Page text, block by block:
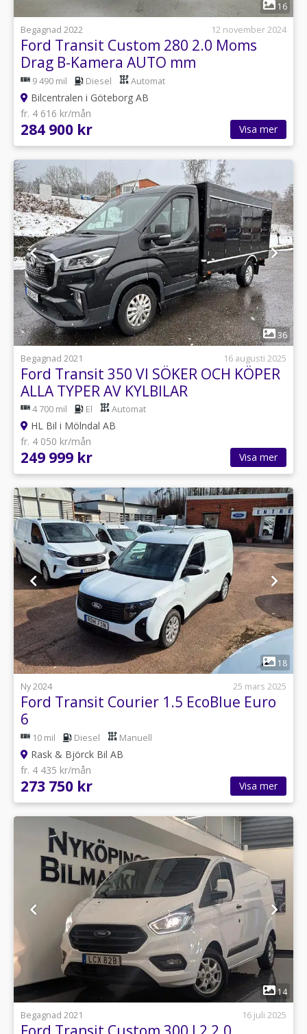
16
Begagnad 2022
12 november 2024
Ford Transit Custom 280 2.0 Moms
Drag B-Kamera AUTO mm
9 490 mil Diesel Automat
Bilcentralen i Göteborg AB
fr. 4 616 kr/mån
284 900 kr Visa mer
1
36
Begagnad 2021
16 augusti 2025
Ford Transit 350 VI SÖKER OCH KÖPER
ALLA TYPER AV KYLBILAR
4 700 mil El Automat
HL Bil i Mölndal AB
fr. 4 050 kr/mån
249 999 kr Visa mer
1
18
Ny 2024
25 mars 2025
Ford Transit Courier 1.5 EcoBlue Euro
6
10 mil Diesel Manuell
Rask & Björck Bil AB
fr. 4 435 kr/mån
273 750 kr Visa mer
14
Begagnad 2021
16 juli 2025